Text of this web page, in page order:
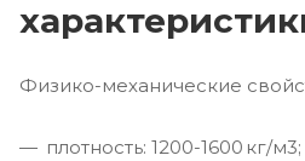
Физико-механические
плотность: 1200-1600 кг/м3;